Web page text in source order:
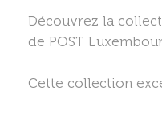
Découvrez la
de POST
Cette collection